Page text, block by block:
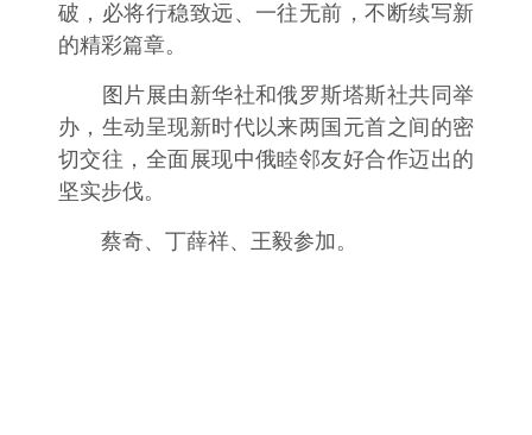
破，必将行稳致远、一往无前，不断续写新
的精彩篇章。
图片展由新华社和俄罗斯塔斯社共同举
办，生动呈现新时代以来两国元首之间的密
切交往，全面展现中俄睦邻友好合作迈出的
坚实步伐。
蔡奇、丁薛祥、王毅参加。